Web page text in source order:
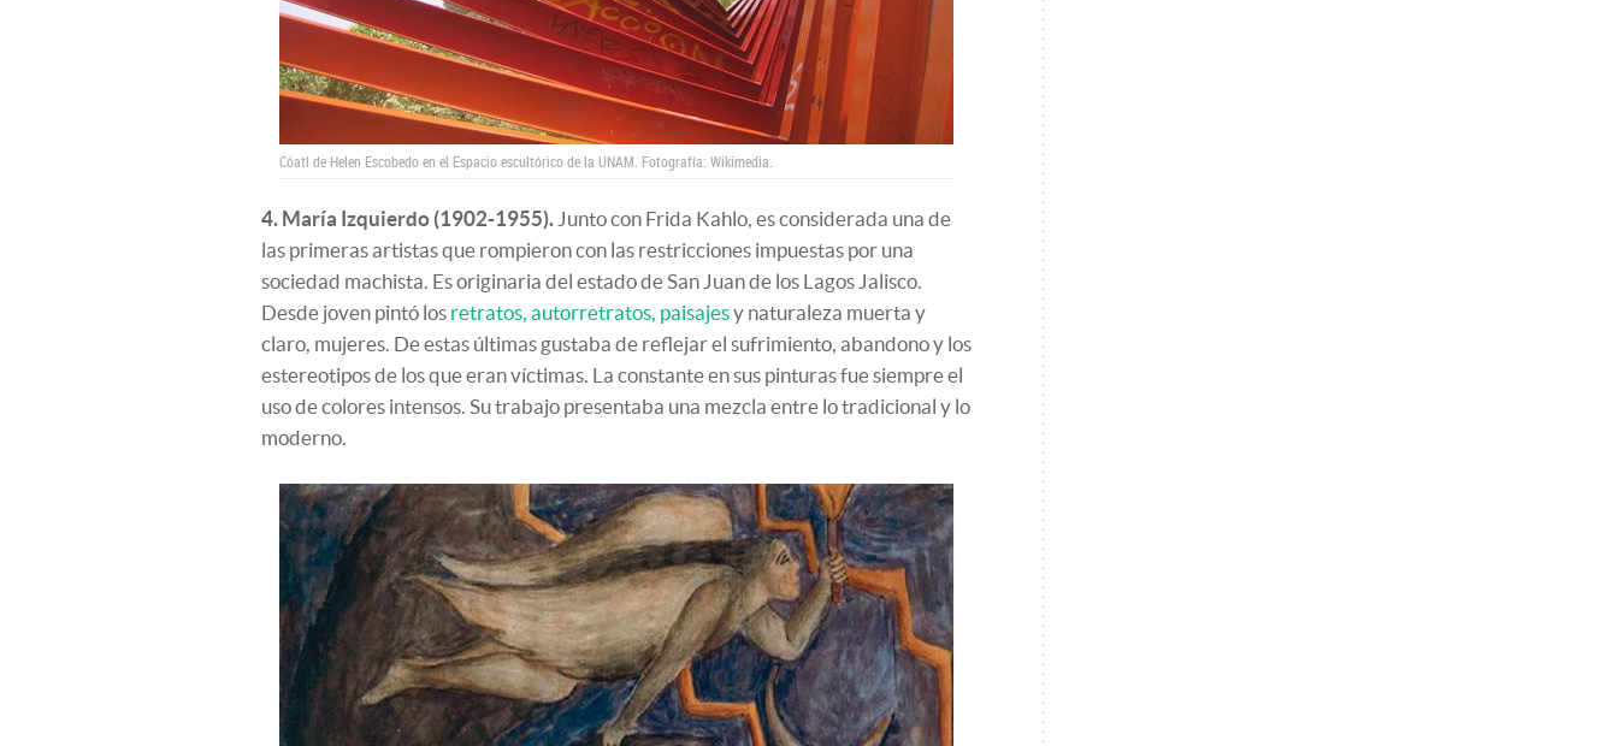
Cóatl de Helen Escobedo en el Espacio escultórico de la UNAM. Fotografía: Wikimedia.
4. María Izquierdo (1902-1955). Junto con Frida Kahlo, es considerada una de
las primeras artistas que rompieron con las restricciones impuestas por una
sociedad machista. Es originaria del estado de San Juan de los Lagos Jalisco.
Desde joven pintó los retratos, autorretratos, paisajesy naturaleza muerta y
claro, mujeres. De estas últimas gustaba de reflejar el sufrimiento, abandono y los
estereotipos de los que eran víctimas. La constante en sus pinturas fue siempre el
uso de colores intensos. Su trabajo presentaba una mezcla entre lo tradicional y lo
moderno.